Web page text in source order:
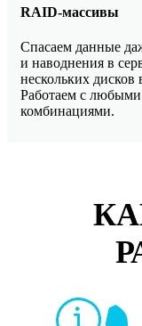
RAID-массивы
Спасаем данные
и наводнения в
нескольких дисков
Работаем с
комбинациями.